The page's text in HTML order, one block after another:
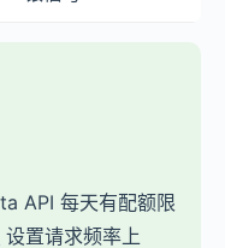
API 每天有配额限
设置请求频率上